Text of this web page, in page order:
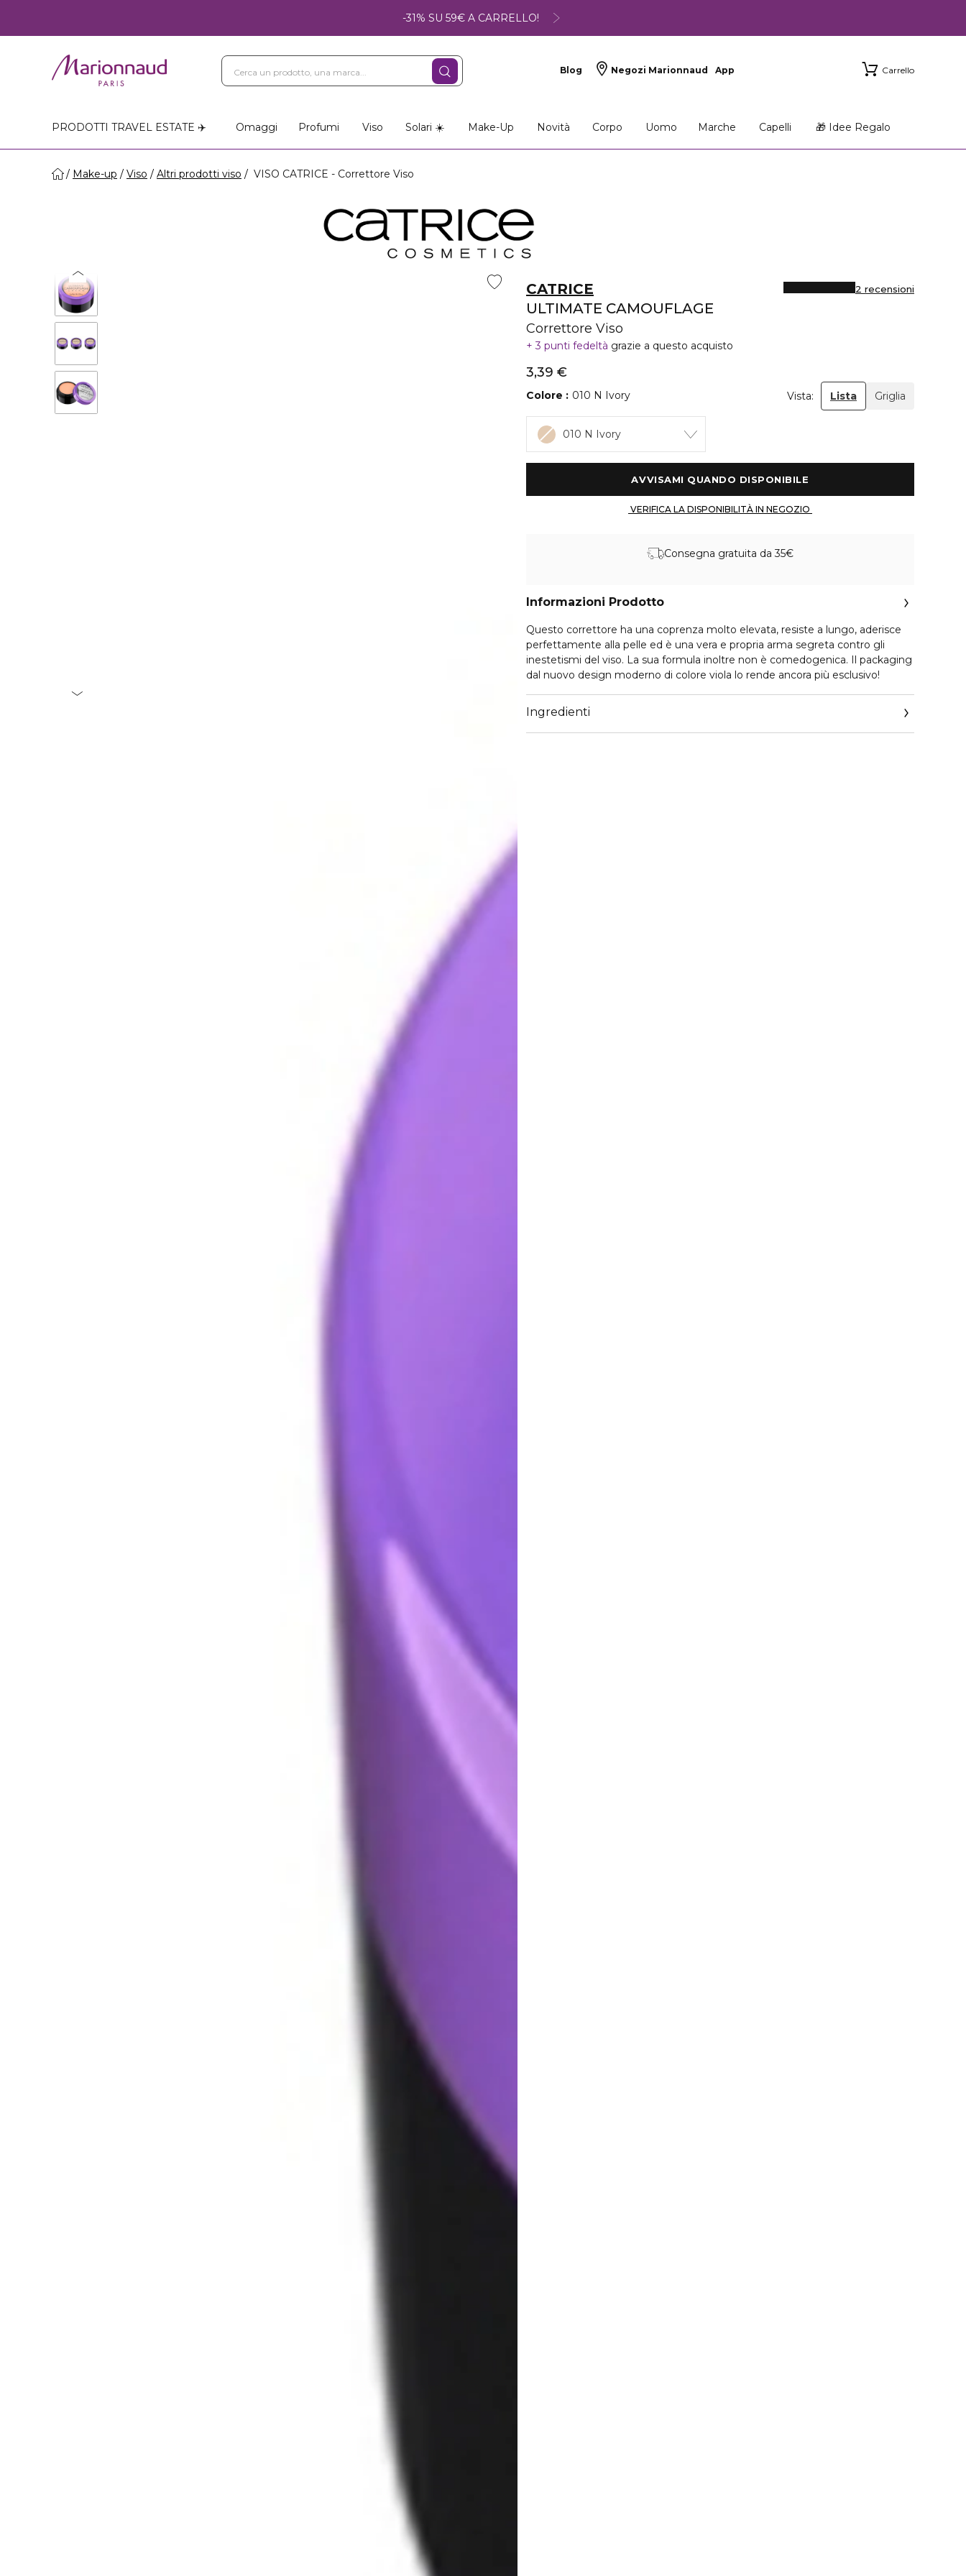
-31% SU 59€ A CARRELLO!
Blog Negozi Marionnaud App Carrello
PRODOTTI TRAVEL ESTATE ✈️ Omaggi Profumi Viso Solari ☀️ Make-Up Novità Corpo Uomo Marche Capelli 🎁 Idee Regalo
Make-up Viso Altri prodotti viso VISO CATRICE - Correttore Viso
CATRICE
ULTIMATE CAMOUFLAGE
Correttore Viso
2 recensioni
3 punti fedeltà grazie a questo acquisto
3,39 €
Colore 010 N Ivory Vista: Lista Griglia
010 N Ivory
Consegna gratuita da 35€
Informazioni Prodotto
Questo correttore ha una coprenza molto elevata, resiste a lungo, aderisce
perfettamente alla pelle ed è una vera e propria arma segreta contro gli
inestetismi del viso. La sua formula inoltre non è comedogenica. Il packaging
dal nuovo design moderno di colore viola lo rende ancora più esclusivo!
Ingredienti